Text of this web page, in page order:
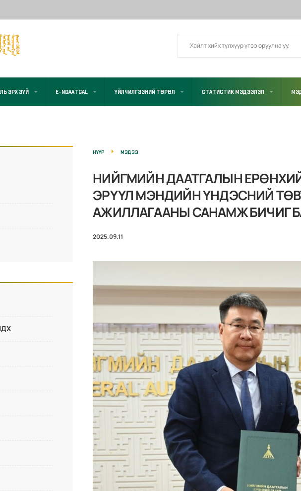
ЭРХ ЗҮЙ E-NDAATGAL ҮЙЛЧИЛГЭЭНИЙ ТӨРӨЛ СТАТИСТИК МЭДЭЭЛЭЛ
НҮҮР МЭДЭЭ
НИЙГМИЙН ДААТГАЛЫН
ЭРҮҮЛ МЭНДИЙН ҮНДЭСНИЙ
АЖИЛЛАГААНЫ САНАМЖ БИЧИГ
2025.09.11